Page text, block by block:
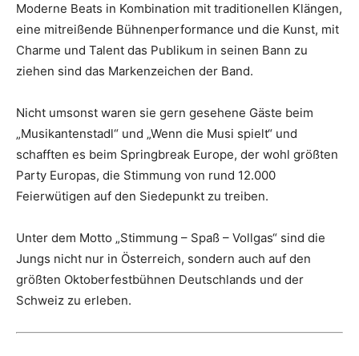
Moderne Beats in Kombination mit traditionellen Klängen,
eine mitreißende Bühnenperformance und die Kunst, mit
Charme und Talent das Publikum in seinen Bann zu
ziehen sind das Markenzeichen der Band.
Nicht umsonst waren sie gern gesehene Gäste beim
„Musikantenstadl“ und „Wenn die Musi spielt“ und
schafften es beim Springbreak Europe, der wohl größten
Party Europas, die Stimmung von rund 12.000
Feierwütigen auf den Siedepunkt zu treiben.
Unter dem Motto „Stimmung – Spaß – Vollgas“ sind die
Jungs nicht nur in Österreich, sondern auch auf den
größten Oktoberfestbühnen Deutschlands und der
Schweiz zu erleben.